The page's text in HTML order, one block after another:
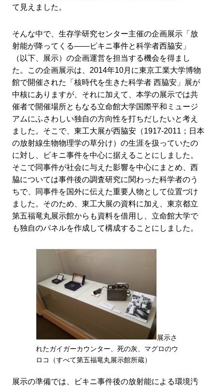
て見えました。
そんな中で、生存学研究センター主催の企画展示「放
射能が降ってくる――ビキニ事件と科学者西脇安」
（以下、展示）の企画運営を担当する機会を得まし
た。この企画展示は、2014年10月に東京工業大学博物
館で開催された「核時代を生きた科学者 西脇安」展が
中核にありますが、それに加えて、本学の展示では共
催者で開催場所ともなる立命館大学国際平和ミュージ
アムにふさわしい独自の方向性を打ちだしたいと考え
ました。そこで、東工大展が西脇安（1917-2011；日本
の放射線生物物理学の草分け）の生涯を扱っていたの
に対し、ビキニ事件を中心に据えることにしました。
そこで同事件が社会に与えた影響を中心にまとめ、西
脇については事件後の調査研究に関わった科学者のう
ちで、同事件を国外に伝えた重要人物として位置づけ
ました。そのため、東工大展の資料に加え、東京都立
第五福竜丸展示館からも資料を借用し、立命館大学で
も独自のパネルを作成して構成することにしました。
展示さ
れたガイガーカウンター、死の灰、マグロのウ
ロコ（すべて第五福竜丸展示館所蔵）
展示の準備では、ビキニ事件後の放射能による環境汚